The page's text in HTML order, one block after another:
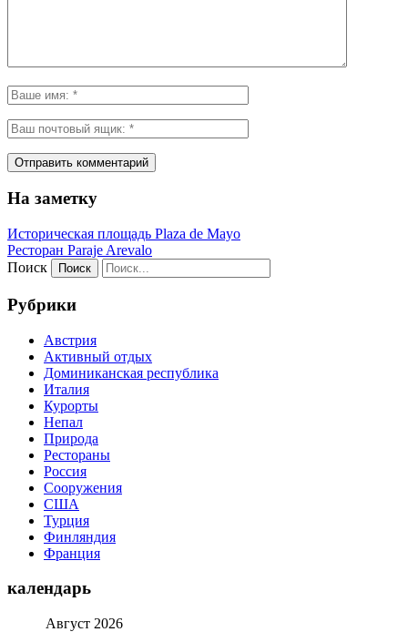
На заметку
Историческая площадь Plaza de Mayo
Ресторан Paraje Arevalo
Поиск
Рубрики
Австрия
Активный отдых
Доминиканская республика
Италия
Курорты
Непал
Природа
Рестораны
Россия
Сооружения
США
Турция
Финляндия
Франция
календарь
Август 2026